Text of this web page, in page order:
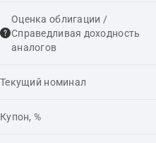
Оценка облигации /
Справедливая доходность
аналогов
Текущий номинал
Купон, %